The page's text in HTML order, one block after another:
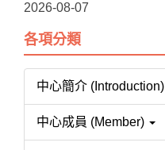
2026-08-07
各項分類
中心簡介 (Introduction)
中心成員 (Member)